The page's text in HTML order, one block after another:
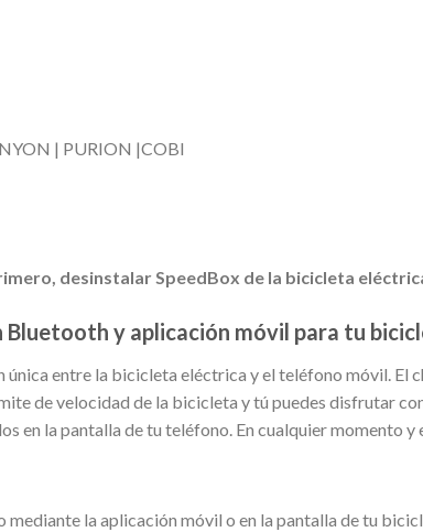
| PURION |COBI
desinstalar SpeedBox de la bicicleta
Bluetooth y aplicación móvil para tu
única entre la bicicleta eléctrica y el teléfono móvil.
de velocidad de la bicicleta y tú puedes disfrutar
en la pantalla de tu teléfono. En cualquier momento y
la aplicación móvil o en la pantalla de tu